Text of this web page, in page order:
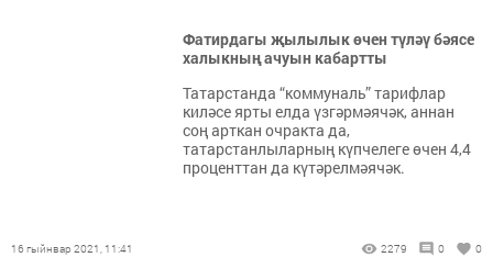
Фатирдагы җылылык өчен түләү бәясе
халыкның ачуын кабартты
Татарстанда “коммуналь” тарифлар
киләсе ярты елда үзгәрмәячәк, аннан
соң арткан очракта да,
татарстанлыларның күпчелеге өчен 4,4
проценттан да күтәрелмәячәк.
16 гыйнвар 2021, 11:41 2279 0 0